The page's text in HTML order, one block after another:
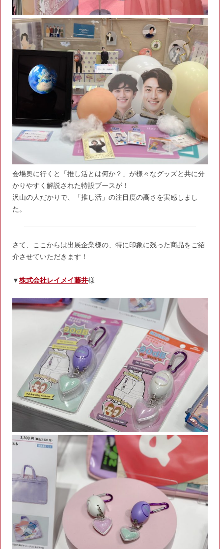
会場奥に行くと「推し活とは何か？」が様々なグッズと共に分
かりやすく解説された特設ブースが！
沢山の人だかりで、「推し活」の注目度の高さを実感しまし
た。
さて、ここからは出展企業様の、特に印象に残った商品をご紹
介させていただきます！
▼株式会社レイメイ藤井様